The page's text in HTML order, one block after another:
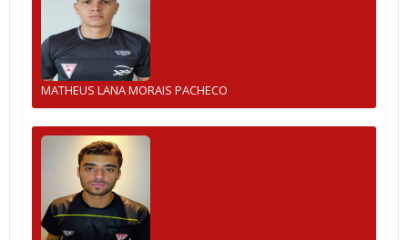
MATHEUS LANA MORAIS PACHECO